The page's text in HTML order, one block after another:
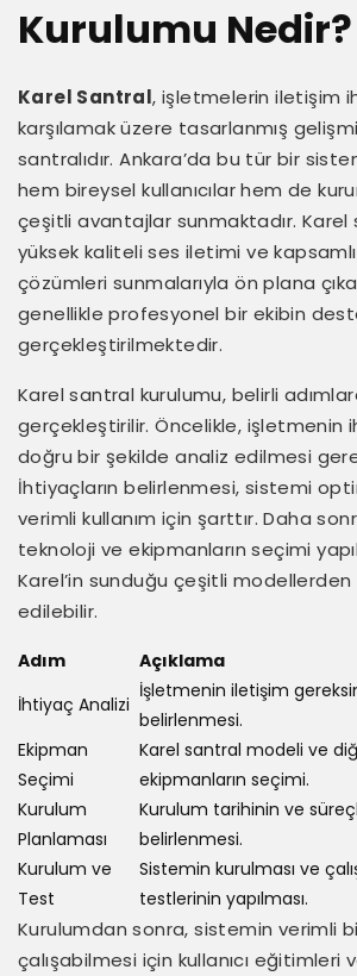
Kurulumu Nedir?
Karel Santral, işletmelerin iletişim
karşılamak üzere tasarlanmış
santralıdır. Ankara’da bu tür bir
hem bireysel kullanıcılar hem de
çeşitli avantajlar sunmaktadır. Karel
yüksek kaliteli ses iletimi ve
çözümleri sunmalarıyla ön plana
genellikle profesyonel bir ekibin
gerçekleştirilmektedir.
Karel santral kurulumu, belirli
gerçekleştirilir. Öncelikle, işletmenin
doğru bir şekilde analiz edilmesi
İhtiyaçların belirlenmesi, sistemi
verimli kullanım için şarttır. Daha
teknoloji ve ekipmanların seçimi
Karel’in sunduğu çeşitli
edilebilir.
Adım Açıklama
İhtiyaç Analizi
İşletmenin iletişim
belirlenmesi.
Ekipman
Seçimi
Karel santral modeli ve
ekipmanların seçimi.
Kurulum
Planlaması
Kurulum tarihinin ve
belirlenmesi.
Kurulum ve
Test
Sistemin kurulması ve
testlerinin yapılması.
Kurulumdan sonra, sistemin verimli
çalışabilmesi için kullanıcı eğitimleri